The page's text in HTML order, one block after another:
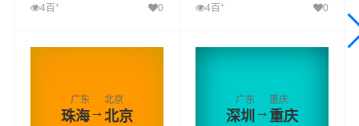
4百 + 0 4百 + 0
广东
珠海→
北京
北京
广东
深圳→
重庆
重庆